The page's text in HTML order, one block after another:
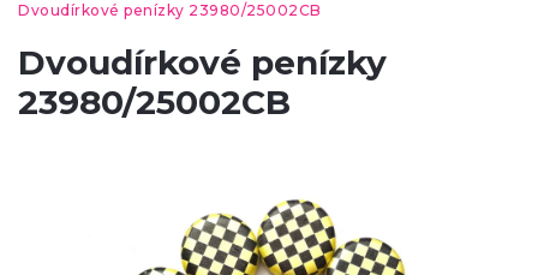
Dvoudírkové penízky 23980/25002CB
Dvoudírkové penízky
23980/25002CB